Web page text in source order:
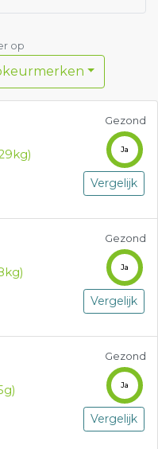
op
Gezond
Ja
Vergelijk
Gezond
Ja
Vergelijk
Gezond
Ja
Vergelijk